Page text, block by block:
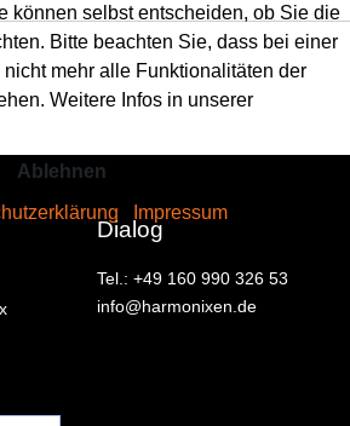
Dialog
Tel.: +49 160 990 326 53
info@harmonixen.de
können selbst entscheiden, ob Sie die
Bitte beachten Sie, dass bei einer
mehr alle Funktionalitäten der
Weitere Infos in unserer
Ablehnen
Impressum